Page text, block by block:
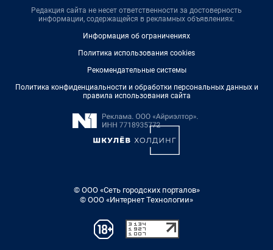
Редакция сайта не несет ответственности за достоверность
информации, содержащейся в рекламных объявлениях.
Информация об ограничениях
Политика использования cookies
Рекомендательные системы
Политика конфиденциальности и обработки персональных данных и
правила использования сайта
© ООО «Сеть городских порталов»
© ООО «Интернет Технологии»